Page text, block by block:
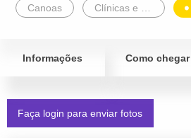
Canoas
Informações Como chegar
Faça login para enviar fotos